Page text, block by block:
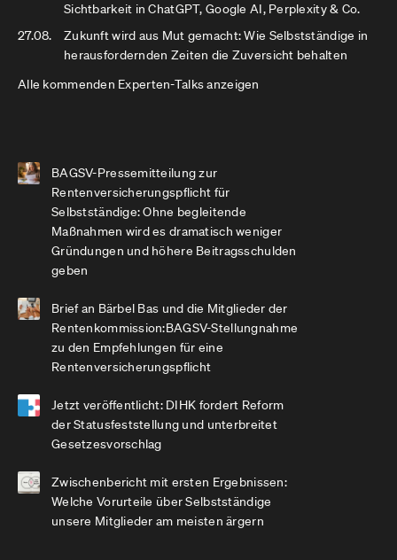
Sichtbarkeit in ChatGPT, Google AI, Perplexity & Co.
27.08.
Zukunft wird aus Mut gemacht: Wie Selbstständige in
herausfordernden Zeiten die Zuversicht behalten
Alle kommenden Experten-Talks anzeigen
BAGSV-Pressemitteilung zur
Rentenversicherungspflicht für
Selbstständige: Ohne begleitende
Maßnahmen wird es dramatisch weniger
Gründungen und höhere Beitragsschulden
geben
Brief an Bärbel Bas und die Mitglieder der
Rentenkommission:BAGSV-Stellungnahme
zu den Empfehlungen für eine
Rentenversicherungspflicht
Jetzt veröffentlicht: DIHK fordert Reform
der Statusfeststellung und unterbreitet
Gesetzesvorschlag
Zwischenbericht mit ersten Ergebnissen:
Welche Vorurteile über Selbstständige
unsere Mitglieder am meisten ärgern